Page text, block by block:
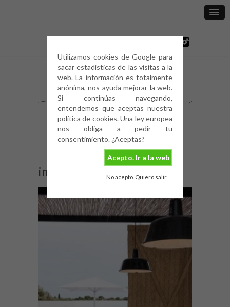
Utilizamos cookies de Google para
sacar estadísticas de las visitas a la
web. La información es totalmente
anónima, nos ayuda mejorar la web.
Si continúas navegando,
entendemos que aceptas nuestra
política de cookies. Una ley europea
nos obliga a pedir tu
consentimiento. ¿Aceptas?
Acepto. Ir a la web
No acepto. Quiero salir
image